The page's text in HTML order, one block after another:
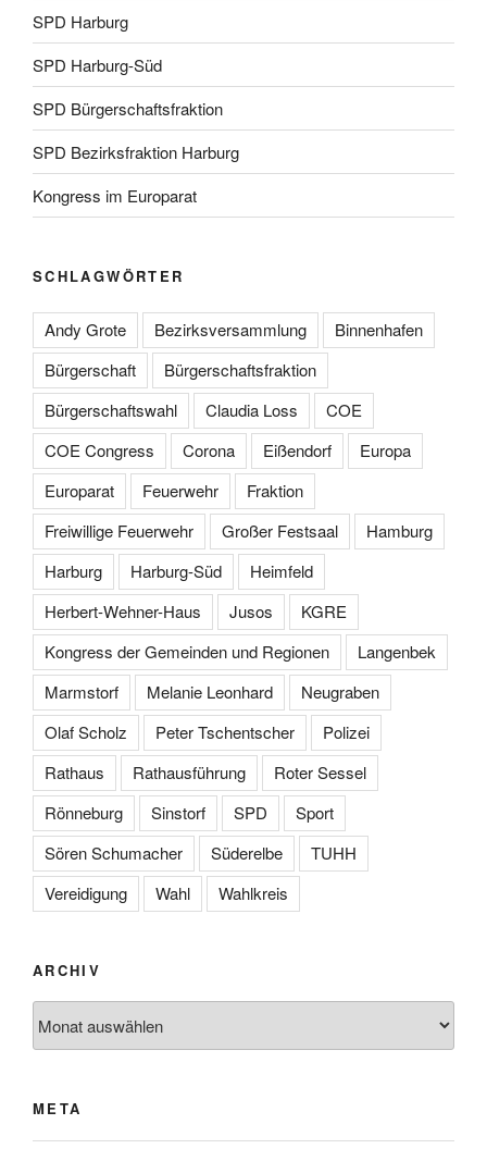
SPD Harburg
SPD Harburg-Süd
SPD Bürgerschaftsfraktion
SPD Bezirksfraktion Harburg
Kongress im Europarat
SCHLAGWÖRTER
Andy Grote Bezirksversammlung
Binnenhafen
Bürgerschaft
Bürgerschaftsfraktion
Bürgerschaftswahl
Claudia Loss
COE
COE Congress
Corona Eißendorf
Europa
Europarat
Feuerwehr
Fraktion
Freiwillige Feuerwehr
Großer Festsaal
Hamburg
Harburg
Harburg-Süd
Heimfeld
Herbert-Wehner-Haus
Jusos
KGRE
Kongress der Gemeinden und Regionen
Langenbek
Marmstorf
Melanie Leonhard
Neugraben
Olaf Scholz
Peter Tschentscher
Polizei
Rathaus
Rathausführung
Roter Sessel
Rönneburg
Sinstorf SPD
Sport
Sören Schumacher
Süderelbe
TUHH
Vereidigung
Wahl Wahlkreis
ARCHIV
META